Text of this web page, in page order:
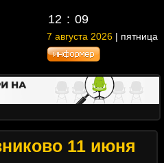
12 09
7 августа 2026 | пятница
11 июня